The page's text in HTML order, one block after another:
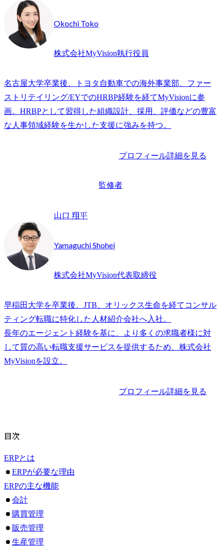
Okochi Toko
株式会社MyVision執行役員
名古屋大学卒業後、トヨタ自動車での海外事業部、ファー
ストリテイリング/EYでのHRBP経験を経てMyVisionに参
画。HRBPとして習得した組織設計、採用、評価などの豊富
な人事領域経験を生かした支援に強みを持つ。
プロフィール詳細を見る
監修者
山口 翔平
Yamaguchi Shohei
株式会社MyVision代表取締役
早稲田大学を卒業後、JTB、オリックス生命を経てコンサル
ティング転職に特化した人材紹介会社へ入社。
長年のエージェント経験を基に、より多くの求職者様に対
して質の高い転職支援サービスを提供するため、株式会社
プロフィール詳細を見る
目次
ERPとは
ERPが必要な理由
ERPの主な機能
会計
購買管理
販売管理
生産管理